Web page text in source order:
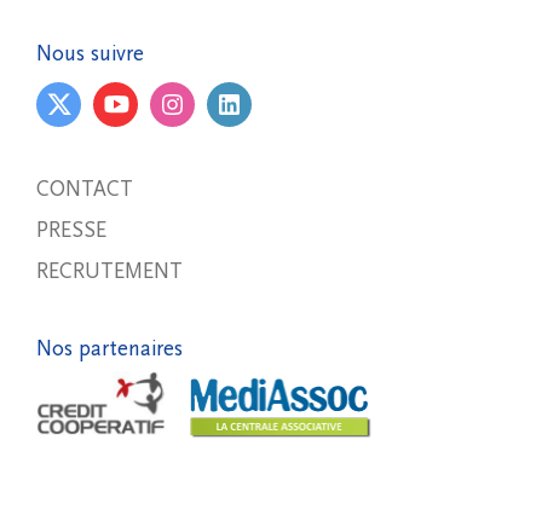
Nous suivre
CONTACT
PRESSE
RECRUTEMENT
Nos partenaires